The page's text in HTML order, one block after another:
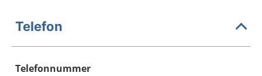
Telefon
Telefonnummer